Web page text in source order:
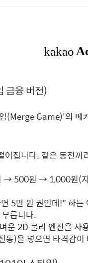
금융 버전)
(Merge Game)'의 메
어집니다. 같은 동전
→ 500원 → 1,000원(
5만 원 권인데!" 하
릅니다.
운 2D 물리 엔진을 사
동)을 넣으면 타격감이